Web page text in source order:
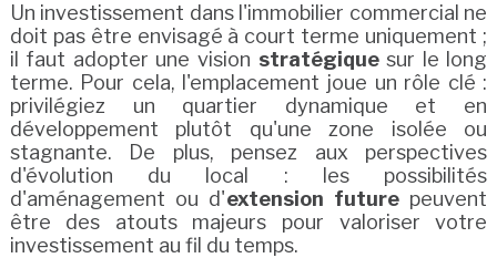
Un investissement dans l'immobilier commercial ne
doit pas être envisagé à court terme uniquement ;
il faut adopter une vision stratégiquesur le long
terme. Pour cela, l'emplacement joue un rôle clé :
privilégiez un quartier dynamique et en
développement plutôt qu'une zone isolée ou
stagnante. De plus, pensez aux perspectives
d'évolution du local : les possibilités
d'aménagement ou d'extension futurepeuvent
être des atouts majeurs pour valoriser votre
investissement au fil du temps.